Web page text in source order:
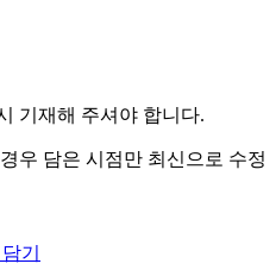
기재해 주셔야 합니다.
우 담은 시점만 최신으로 수정
기